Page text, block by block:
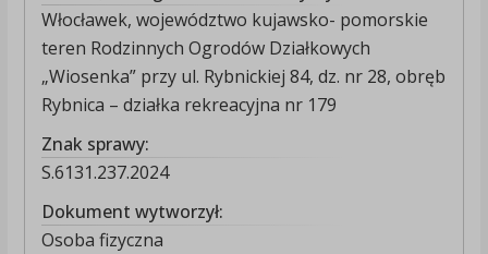
Włocławek, województwo kujawsko- pomorskie
teren Rodzinnych Ogrodów Działkowych
„Wiosenka” przy ul. Rybnickiej 84, dz. nr 28, obręb
Rybnica – działka rekreacyjna nr 179
Znak sprawy:
S.6131.237.2024
Dokument wytworzył:
Osoba fizyczna